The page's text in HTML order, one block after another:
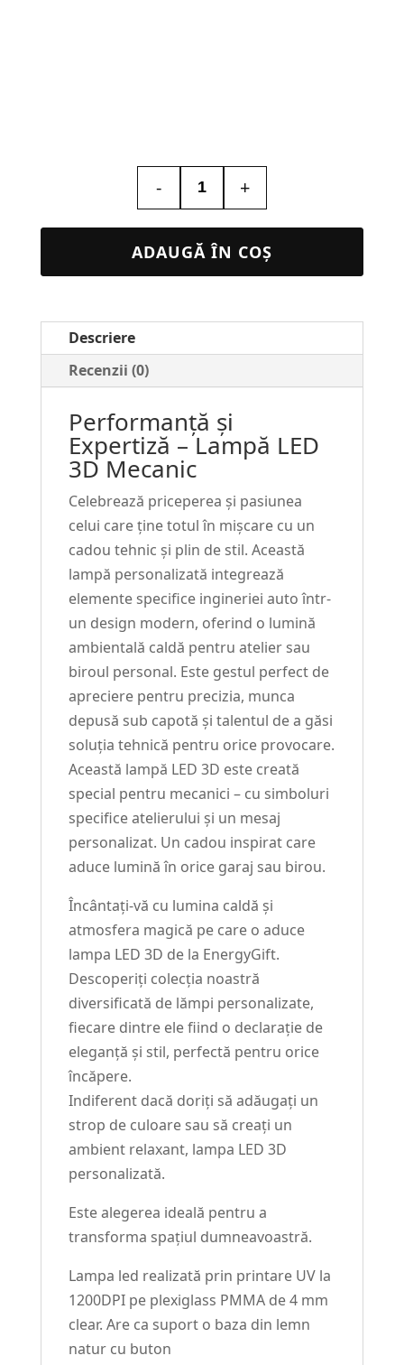
-
Cantitate
Led
Mecanic
+
ADAUGĂ ÎN COȘ
Descriere
Recenzii (0)
Performanță și
Expertiză – Lampă LED
3D Mecanic
Celebrează priceperea și pasiunea
celui care ține totul în mișcare cu un
cadou tehnic și plin de stil. Această
lampă personalizată integrează
elemente specifice ingineriei auto într-
un design modern, oferind o lumină
ambientală caldă pentru atelier sau
biroul personal. Este gestul perfect de
apreciere pentru precizia, munca
depusă sub capotă și talentul de a găsi
soluția tehnică pentru orice provocare.
Această lampă LED 3D este creată
special pentru mecanici – cu simboluri
specifice atelierului și un mesaj
personalizat. Un cadou inspirat care
aduce lumină în orice garaj sau birou.
Încântați-vă cu lumina caldă și
atmosfera magică pe care o aduce
lampa LED 3D de la EnergyGift.
Descoperiți colecția noastră
diversificată de lămpi personalizate,
fiecare dintre ele fiind o declarație de
eleganță și stil, perfectă pentru orice
încăpere.
Indiferent dacă doriți să adăugați un
strop de culoare sau să creați un
ambient relaxant, lampa LED 3D
personalizată.
Este alegerea ideală pentru a
transforma spațiul dumneavoastră.
Lampa led realizată prin printare UV la
1200DPI pe plexiglass PMMA de 4 mm
clear. Are ca suport o baza din lemn
natur cu buton